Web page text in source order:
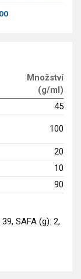
Množství
(g/ml)
45
100
20
10
90
SAFA (g): 2,